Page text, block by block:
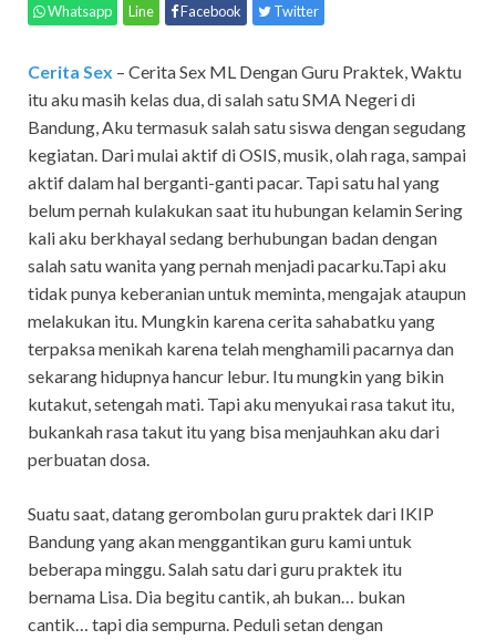
Whatsapp Line Facebook Twitter
Cerita Sex – Cerita Sex ML Dengan Guru Praktek,Waktu
itu aku masih kelas dua, di salah satu SMA Negeri di
Bandung, Aku termasuk salah satu siswa dengan segudang
kegiatan. Dari mulai aktif di OSIS, musik, olah raga, sampai
aktif dalam hal berganti-ganti pacar. Tapi satu hal yang
belum pernah kulakukan saat itu hubungan kelamin Sering
kali aku berkhayal sedang berhubungan badan dengan
salah satu wanita yang pernah menjadi pacarku.Tapi aku
tidak punya keberanian untuk meminta, mengajak ataupun
melakukan itu. Mungkin karena cerita sahabatku yang
terpaksa menikah karena telah menghamili pacarnya dan
sekarang hidupnya hancur lebur. Itu mungkin yang bikin
kutakut, setengah mati. Tapi aku menyukai rasa takut itu,
bukankah rasa takut itu yang bisa menjauhkan aku dari
perbuatan dosa.
Suatu saat, datang gerombolan guru praktek dari IKIP
Bandung yang akan menggantikan guru kami untuk
beberapa minggu. Salah satu dari guru praktek itu
bernama Lisa. Dia begitu cantik, ah bukan… bukan
cantik… tapi dia sempurna. Peduli setan dengan